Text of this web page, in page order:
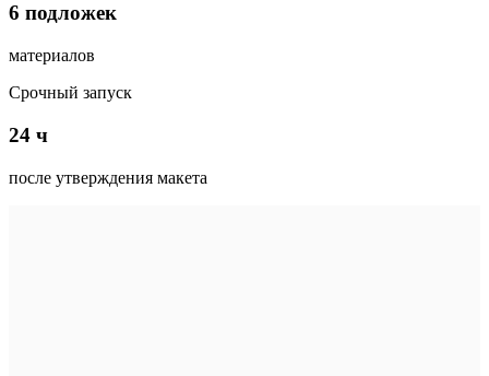
6 подложек
материалов
Срочный запуск
24 ч
после утверждения макета